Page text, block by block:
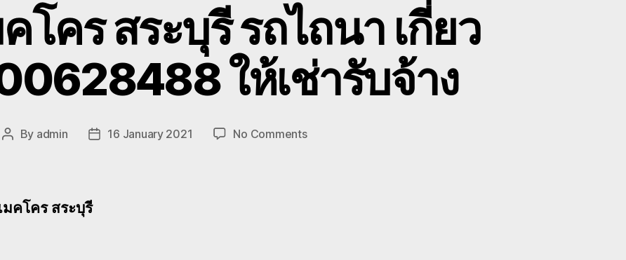
โคร สระบุรี รถไถนา เกี่ยว
ให้เช่ารับจ้าง
Post
By admin
Post16 January 2021 No Commentson
คโคร สระบุรี